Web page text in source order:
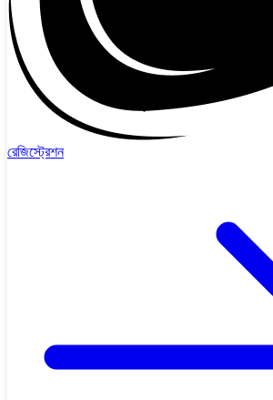
রেজিস্ট্রেশন